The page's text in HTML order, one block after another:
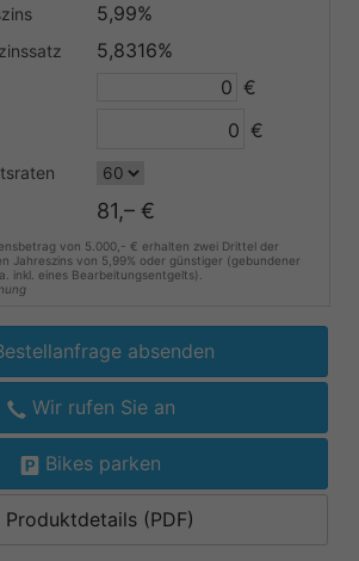
5,99%
5,8316%
€
€
81,– €
von 5.000,- € erhalten zwei Drittel der
Jahreszins von 5,99% oder günstiger (gebundener
inkl. eines Bearbeitungsentgelts).
absenden
Wir rufen Sie an
Bikes parken
Produktdetails (PDF)